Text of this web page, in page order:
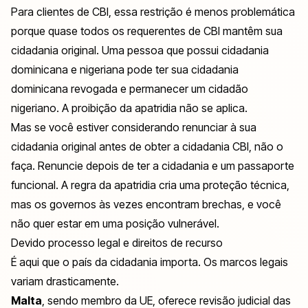
Para clientes de CBI, essa restrição é menos problemática
porque quase todos os requerentes de CBI mantêm sua
cidadania original. Uma pessoa que possui cidadania
dominicana e nigeriana pode ter sua cidadania
dominicana revogada e permanecer um cidadão
nigeriano. A proibição da apatridia não se aplica.
Mas se você estiver considerando renunciar à sua
cidadania original antes de obter a cidadania CBI, não o
faça. Renuncie depois de ter a cidadania e um passaporte
funcional. A regra da apatridia cria uma proteção técnica,
mas os governos às vezes encontram brechas, e você
não quer estar em uma posição vulnerável.
Devido processo legal e direitos de recurso
É aqui que o país da cidadania importa. Os marcos legais
variam drasticamente.
Malta, sendo membro da UE, oferece revisão judicial das